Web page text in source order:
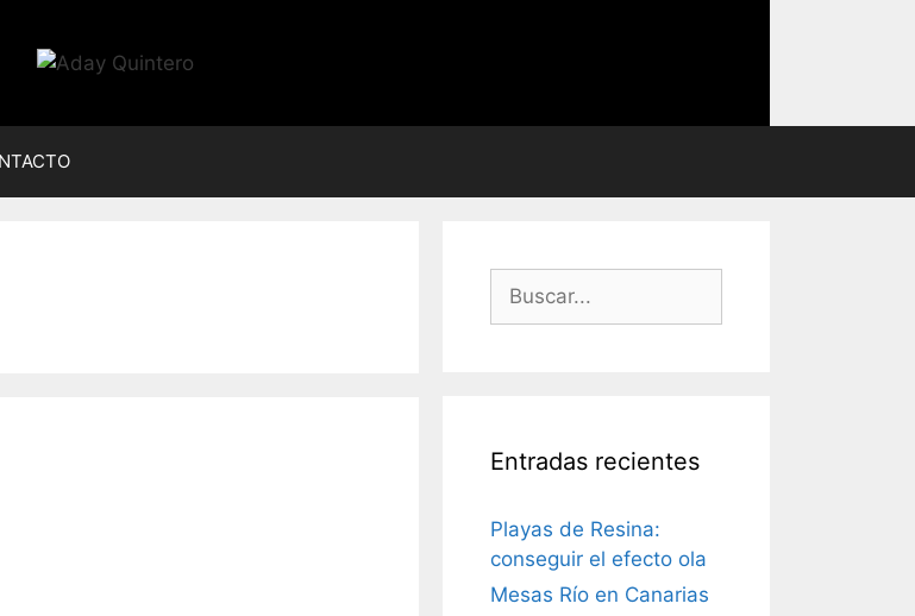
Entradas recientes
Playas de Resina:
conseguir el efecto ola
Mesas Río en Canarias